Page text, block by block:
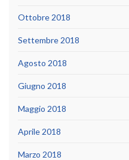
Ottobre 2018
Settembre 2018
Agosto 2018
Giugno 2018
Maggio 2018
Aprile 2018
Marzo 2018